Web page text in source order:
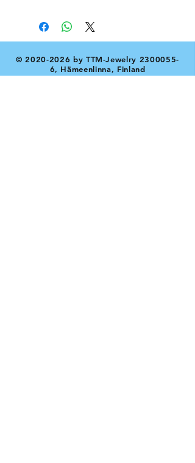
©2020-2026 by TTM-Jewelry 2300055-
6, Hämeenlinna, Finland